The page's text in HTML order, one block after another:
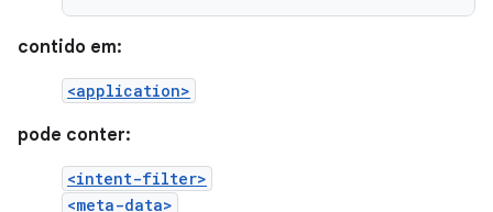
contido em:
<application>
pode conter:
<intent-filter>
<meta-data>